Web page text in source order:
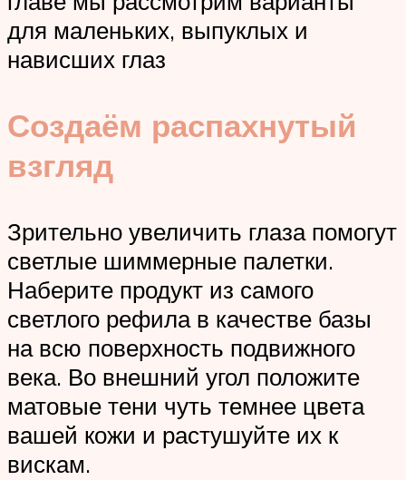
для маленьких, выпуклых и
нависших глаз
Создаём распахнутый
взгляд
Зрительно увеличить глаза помогут
светлые шиммерные палетки.
Наберите продукт из самого
светлого рефила в качестве базы
на всю поверхность подвижного
века. Во внешний угол положите
матовые тени чуть темнее цвета
вашей кожи и растушуйте их к
вискам.